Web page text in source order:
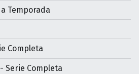
Temporada
Completa
Serie Completa